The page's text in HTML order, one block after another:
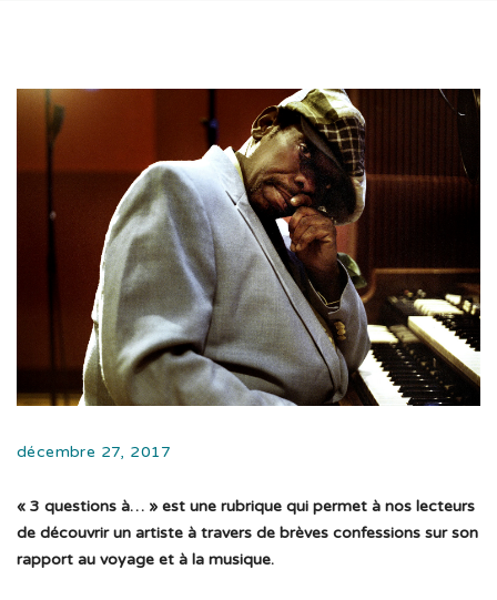
décembre 27, 2017
« 3 questions à… » est une rubrique qui permet à nos lecteurs
de découvrir un artiste à travers de brèves confessions sur son
rapport au voyage et à la musique.